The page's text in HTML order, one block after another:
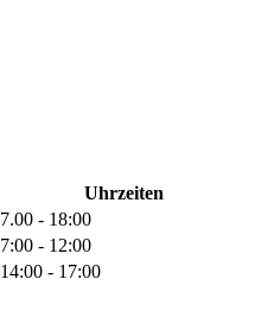
Uhrzeiten
7.00 - 18:00
7:00 - 12:00
14:00 - 17:00